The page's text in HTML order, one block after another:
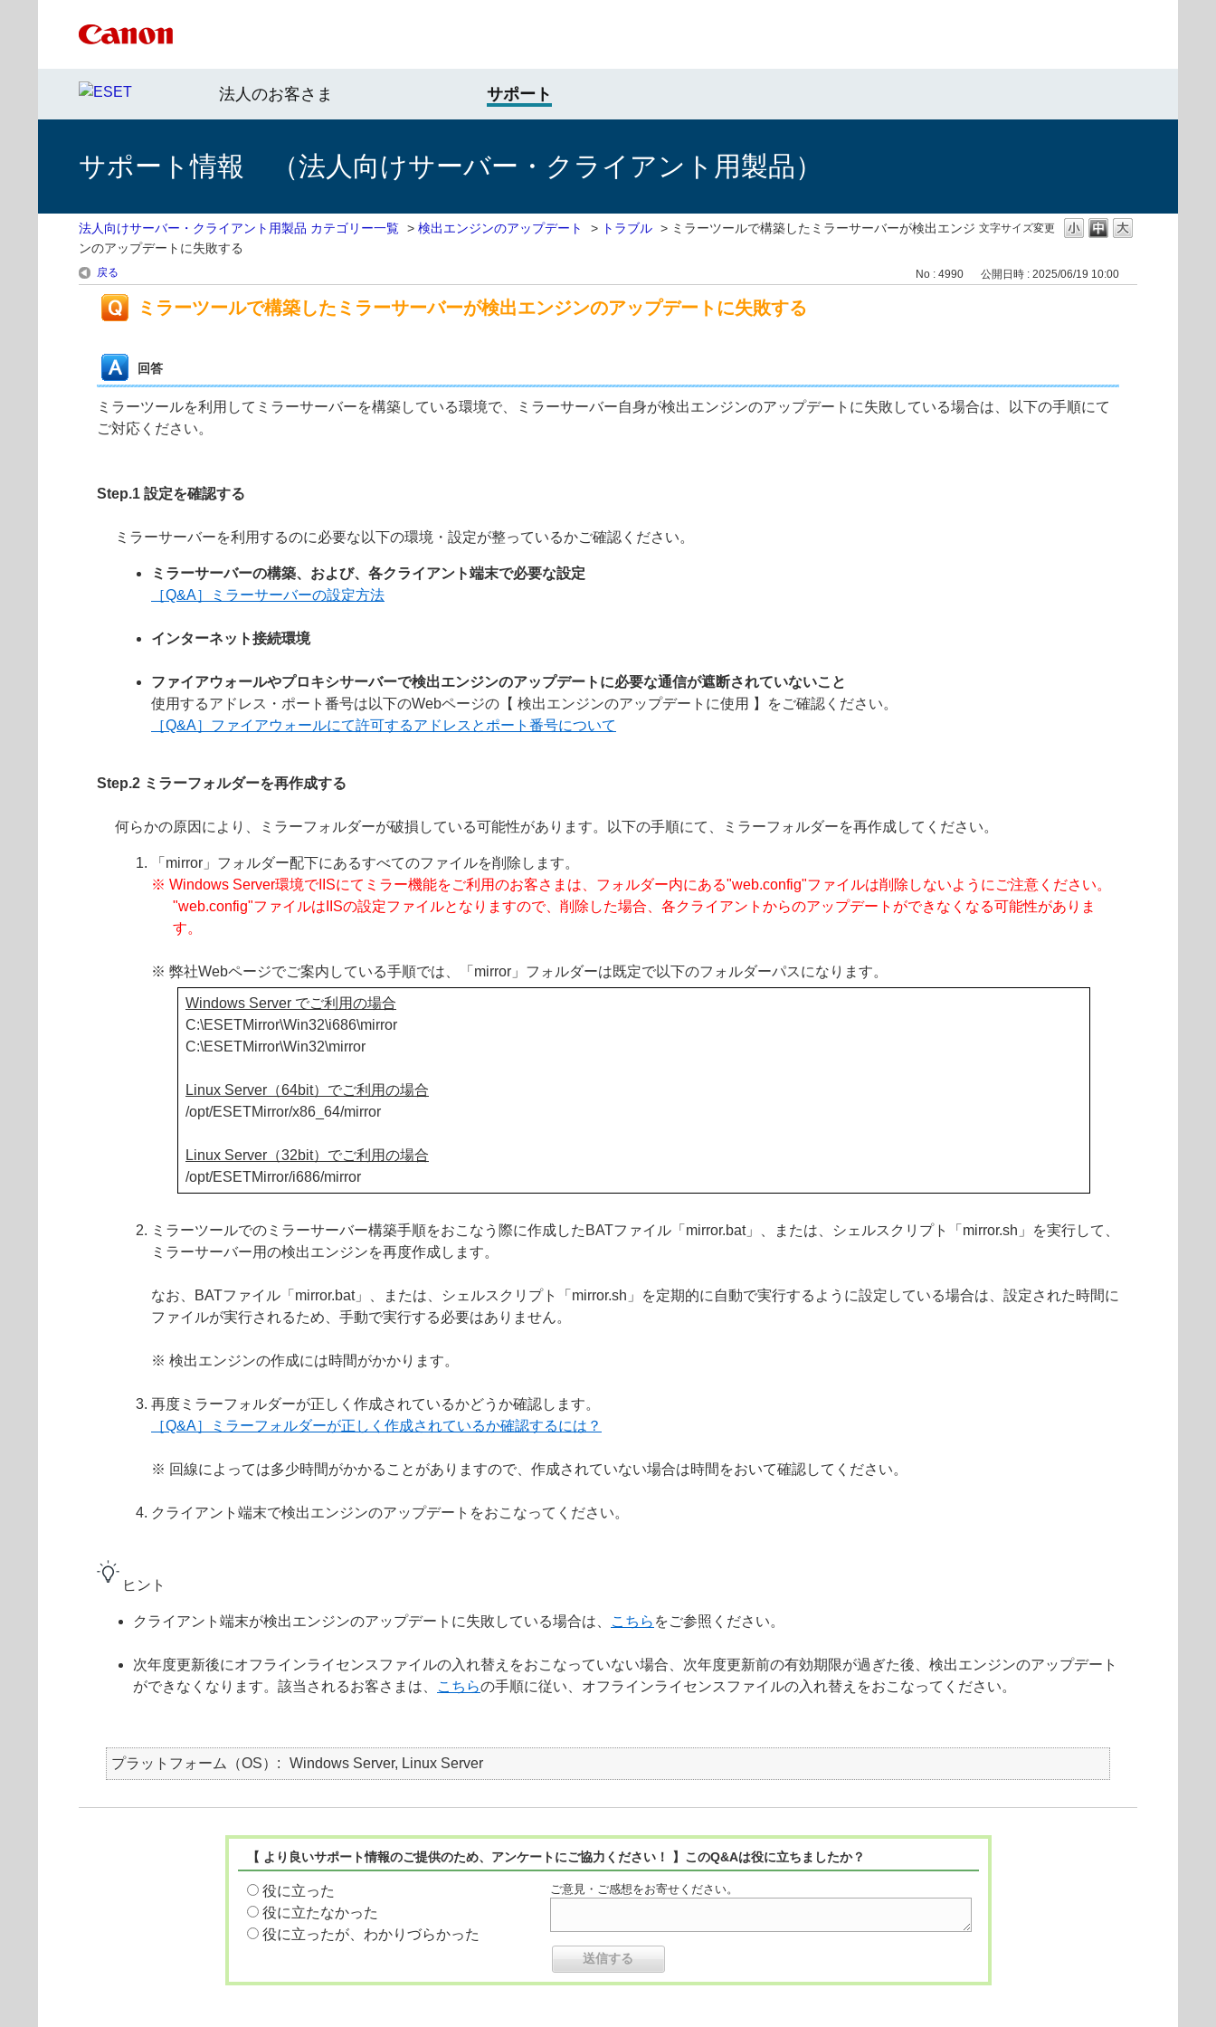
法人のお客さま サポート
サポート情報 （法人向けサーバー・クライアント用製品）
文字サイズ変更
法人向けサーバー・クライアント用製品 カテゴリー一覧 > 検出エンジンのアップデート > トラブル > ミラーツールで構築したミラーサーバーが検出エンジ
ンのアップデートに失敗する
戻る No : 4990 公開日時 : 2025/06/19 10:00
ミラーツールで構築したミラーサーバーが検出エンジンのアップデートに失敗する
回答
ミラーツールを利用してミラーサーバーを構築している環境で、ミラーサーバー自身が検出エンジンのアップデートに失敗している場合は、以下の手順にて
ご対応ください。
Step.1 設定を確認する
ミラーサーバーを利用するのに必要な以下の環境・設定が整っているかご確認ください。
ミラーサーバーの構築、および、各クライアント端末で必要な設定
［Q&A］ミラーサーバーの設定方法
インターネット接続環境
ファイアウォールやプロキシサーバーで検出エンジンのアップデートに必要な通信が遮断されていないこと
使用するアドレス・ポート番号は以下のWebページの【 検出エンジンのアップデートに使用 】をご確認ください。
［Q&A］ファイアウォールにて許可するアドレスとポート番号について
Step.2 ミラーフォルダーを再作成する
何らかの原因により、ミラーフォルダーが破損している可能性があります。以下の手順にて、ミラーフォルダーを再作成してください。
「mirror」フォルダー配下にあるすべてのファイルを削除します。
※ Windows Server環境でIISにてミラー機能をご利用のお客さまは、フォルダー内にある"web.config"ファイルは削除しないようにご注意ください。
"web.config"ファイルはIISの設定ファイルとなりますので、削除した場合、各クライアントからのアップデートができなくなる可能性がありま
す。
※ 弊社Webページでご案内している手順では、「mirror」フォルダーは既定で以下のフォルダーパスになります。
Windows Server でご利用の場合
C:\ESETMirror\Win32\i686\mirror
C:\ESETMirror\Win32\mirror
Linux Server（64bit）でご利用の場合
/opt/ESETMirror/x86_64/mirror
Linux Server（32bit）でご利用の場合
/opt/ESETMirror/i686/mirror
ミラーツールでのミラーサーバー構築手順をおこなう際に作成したBATファイル「mirror.bat」、または、シェルスクリプト「mirror.sh」を実行して、
ミラーサーバー用の検出エンジンを再度作成します。
なお、BATファイル「mirror.bat」、または、シェルスクリプト「mirror.sh」を定期的に自動で実行するように設定している場合は、設定された時間に
ファイルが実行されるため、手動で実行する必要はありません。
※ 検出エンジンの作成には時間がかかります。
再度ミラーフォルダーが正しく作成されているかどうか確認します。
［Q&A］ミラーフォルダーが正しく作成されているか確認するには？
※ 回線によっては多少時間がかかることがありますので、作成されていない場合は時間をおいて確認してください。
クライアント端末で検出エンジンのアップデートをおこなってください。
ヒント
クライアント端末が検出エンジンのアップデートに失敗している場合は、 こちら をご参照ください。
次年度更新後にオフラインライセンスファイルの入れ替えをおこなっていない場合、次年度更新前の有効期限が過ぎた後、検出エンジンのアップデート
ができなくなります。該当されるお客さまは、
こちらの手順に従い、オフラインライセンスファイルの入れ替えをおこなってください。
プラットフォーム（OS） Windows Server, Linux Server
【 より良いサポート情報のご提供のため、アンケートにご協力ください！ 】このQ&Aは役に立ちましたか？
役に立った
役に立たなかった
役に立ったが、わかりづらかった
ご意見・ご感想をお寄せください。